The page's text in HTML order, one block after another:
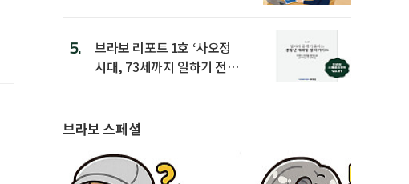
5.
브라보 리포트 1호 ‘사오정
시대, 73세까지 일하기 전략’
브라보 스페셜